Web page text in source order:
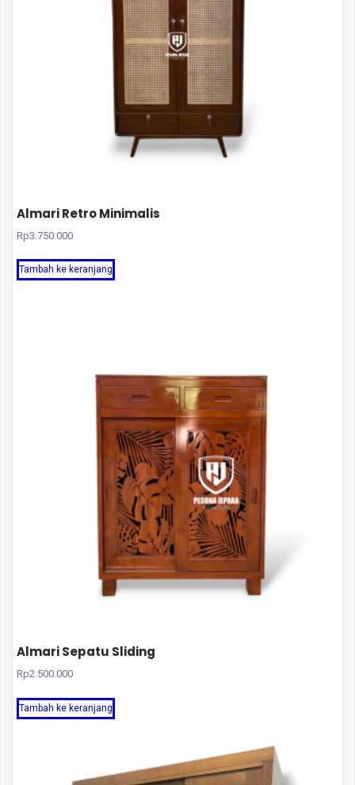
Almari Retro Minimalis
Rp3.750.000
Tambah ke keranjang
Almari Sepatu Sliding
Rp2.500.000
Tambah ke keranjang